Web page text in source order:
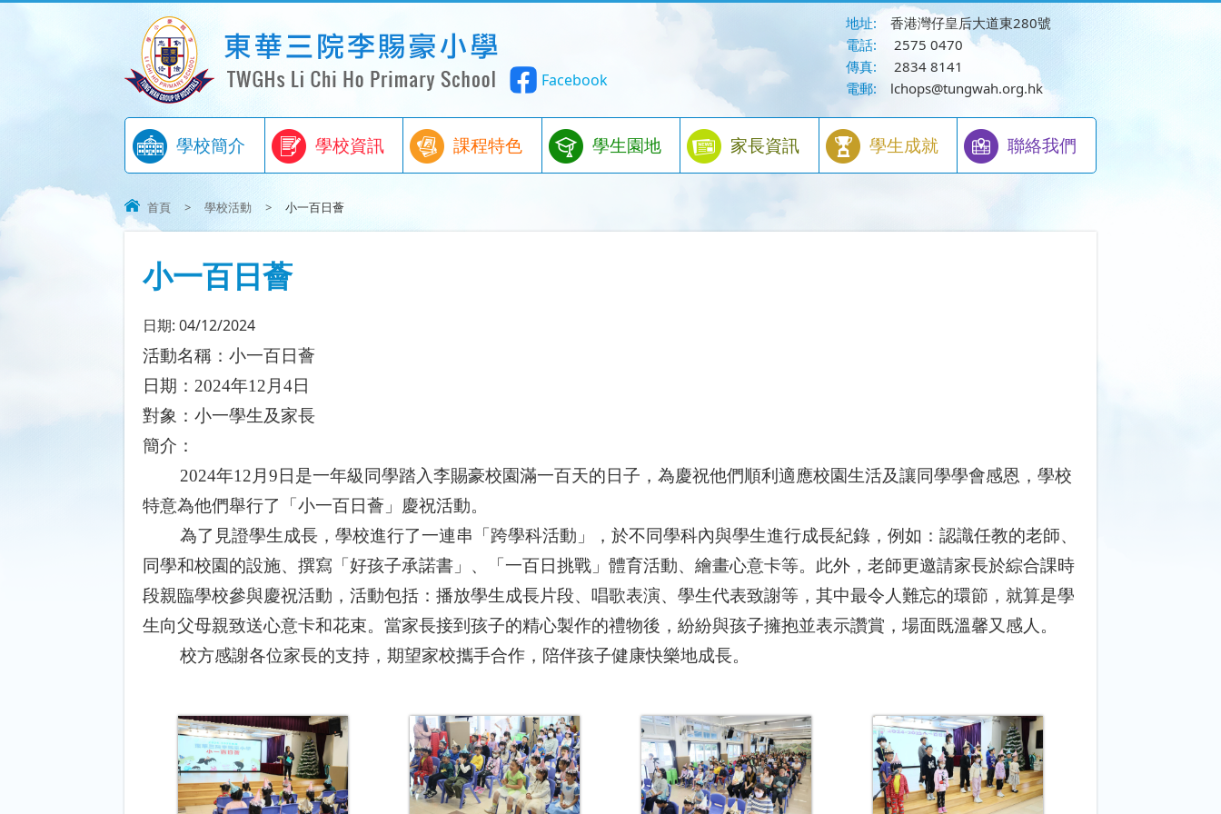
Facebook
地址:
香港灣仔皇后大道東280號
電話:
2575 0470
傳真:
2834 8141
電郵:
lchops@tungwah.org.hk
學校簡介 學校資訊 課程特色 學生園地 家長資訊 學生成就 聯絡我們
首頁 > 學校活動 > 小一百日薈
小一百日薈
日期: 04/12/2024
活動名稱：小一百日薈
日期： 2024年12月 4日
對象：小一學生及家長
簡介：
2024年12月9 日是一年級同學踏入李賜豪校園滿一百天的日子，為慶祝他們順利適應校園生活及讓同學學會感恩，學校
特意為他們舉行了「小一百日薈」慶祝活動。
為了見證學生成長，學校進行了一連串「跨學科活動」，於不同學科內與學生進行成長紀錄，例如：認識任教的老師、
同學和校園的設施、撰寫「好孩子承諾書」、「一百日挑戰」體育活動、繪畫心意卡等。此外，老師更邀請家長於綜合課時
段親臨學校參與慶祝活動，活動包括：播放學生成長片段、唱歌表演、學生代表致謝等，其中最令人難忘的環節，就算是學
生向父母親致送心意卡和花束。當家長接到孩子的精心製作的禮物後，紛紛與孩子擁抱並表示讚賞，場面既溫馨又感人。
校方感謝各位家長的支持，期望家校攜手合作，陪伴孩子健康快樂地成長。